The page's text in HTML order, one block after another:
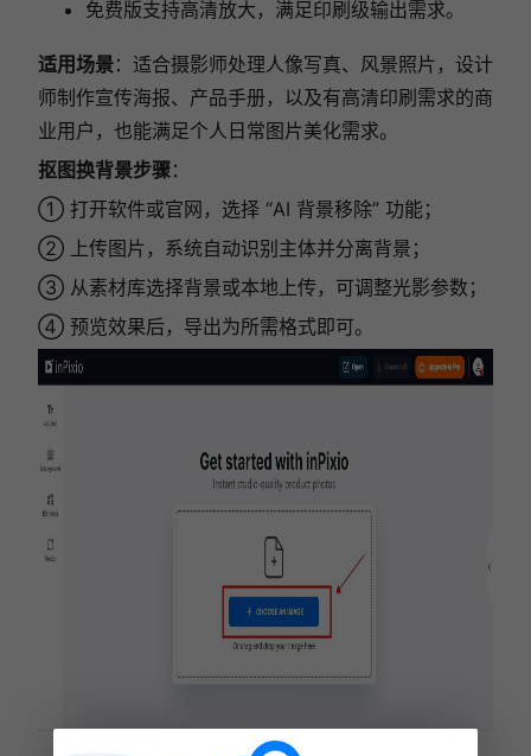
免费版支持高清放大，满足印刷级输出需求。
适用场景：适合摄影师处理人像写真、风景照片，设计
师制作宣传海报、产品手册，以及有高清印刷需求的商
业用户，也能满足个人日常图片美化需求。
抠图换背景步骤：
① 打开软件或官网，选择 “AI 背景移除” 功能；
② 上传图片，系统自动识别主体并分离背景；
③ 从素材库选择背景或本地上传，可调整光影参数；
④ 预览效果后，导出为所需格式即可。